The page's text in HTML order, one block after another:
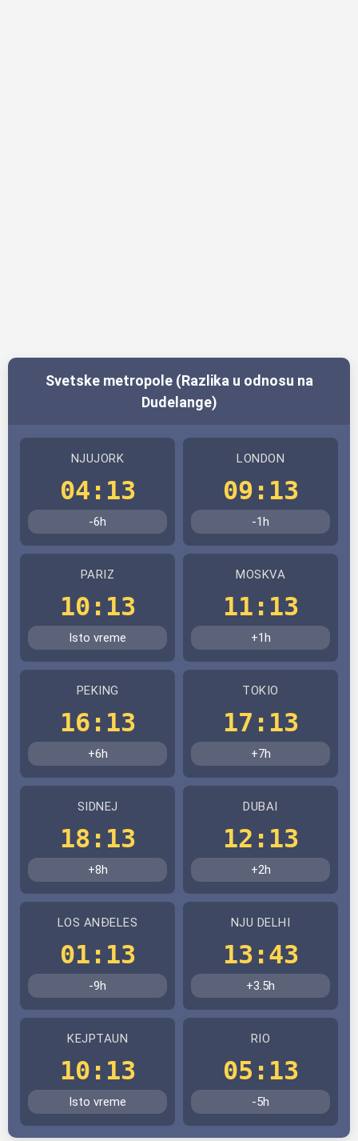
Svetske metropole (Razlika u odnosu na
Dudelange)
NJUJORK
04:13
-6h
LONDON
09:13
-1h
PARIZ
10:13
Isto vreme
MOSKVA
11:13
+1h
PEKING
16:13
+6h
TOKIO
17:13
+7h
SIDNEJ
18:13
+8h
DUBAI
12:13
+2h
LOS ANĐELES
01:13
-9h
NJU DELHI
13:43
+3.5h
KEJPTAUN
10:13
Isto vreme
RIO
05:13
-5h